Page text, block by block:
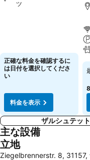
ツ
正確な料金を確認するに
は日付を選択してくださ
い
料金を表示
ザルシュテッ
主な設備
立地
Ziegelbrennerstr. 8, 31157,